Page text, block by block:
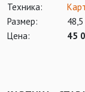
Техника:
Размер:
Цена:
45